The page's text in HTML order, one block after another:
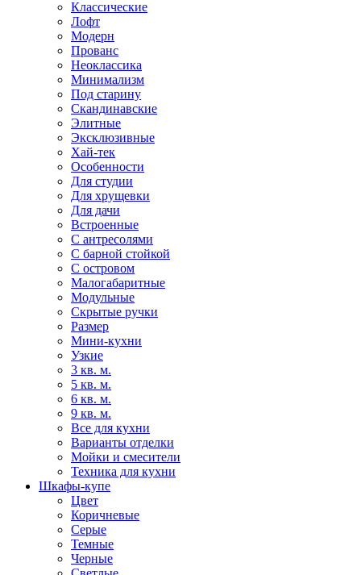
Классические
Лофт
Модерн
Прованс
Неоклассика
Минимализм
Под старину
Скандинавские
Элитные
Эксклюзивные
Хай-тек
Особенности
Для студии
Для хрущевки
Для дачи
Встроенные
С антресолями
С барной стойкой
С островом
Малогабаритные
Модульные
Скрытые ручки
Размер
Мини-кухни
Узкие
3 кв. м.
5 кв. м.
6 кв. м.
9 кв. м.
Все для кухни
Варианты отделки
Мойки и смесители
Техника для кухни
Шкафы-купе
Цвет
Коричневые
Серые
Темные
Черные